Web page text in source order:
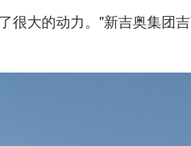
很大的动力。"新吉奥集团